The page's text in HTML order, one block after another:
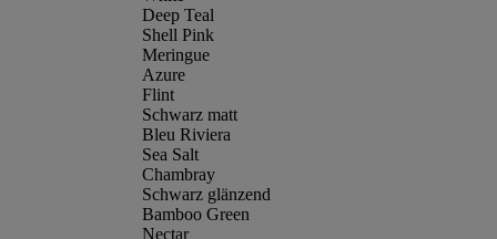
Deep Teal
Shell Pink
Meringue
Azure
Flint
Schwarz matt
Bleu Riviera
Sea Salt
Chambray
Schwarz glänzend
Bamboo Green
Nectar